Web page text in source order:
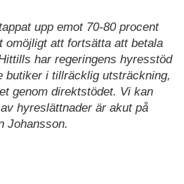
upp emot 70-80 procent
omöjligt att fortsätta att betala
har regeringens hyresstöd
butiker i tillräcklig utsträckning,
genom direktstödet. Vi kan
hyreslättnader är akut på
Johansson.